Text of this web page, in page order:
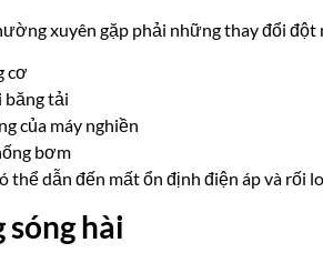
xuyên gặp phải những thay đổi đột
cơ
băng tải
của máy nghiền
bơm
thể dẫn đến mất ổn định điện áp và rối
sóng hài